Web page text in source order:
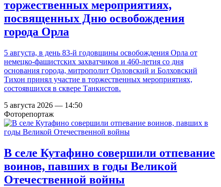
торжественных мероприятиях,
посвященных Дню освобождения
города Орла
5 августа, в день 83-й годовщины освобождения Орла от
немецко-фашистских захватчиков и 460-летия со дня
основания города, митрополит Орловский и Болховский
Тихон принял участие в торжественных мероприятиях,
состоявшихся в сквере Танкистов.
5 августа 2026 — 14:50
Фоторепортаж
В селе Кутафино совершили отпевание
воинов, павших в годы Великой
Отечественной войны